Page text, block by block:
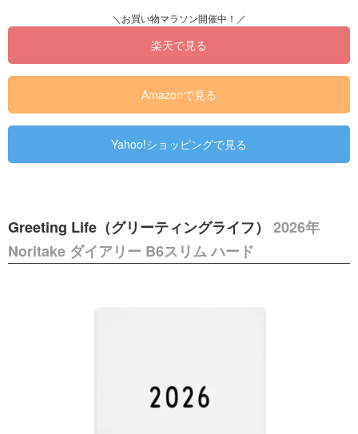
楽天で見る
Amazonで見る
Yahoo!ショッピングで見る
Greeting Life（グリーティングライフ） 2026年
Noritake ダイアリー B6スリム ハード